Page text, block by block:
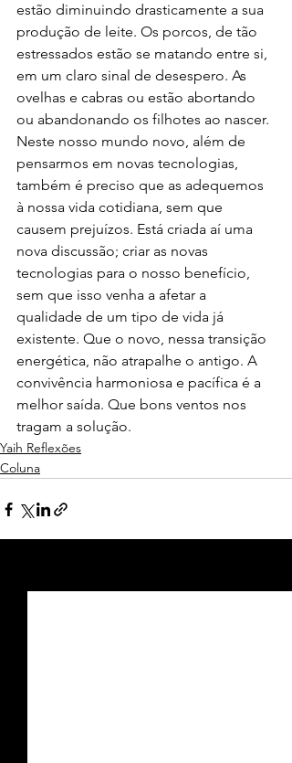
estão diminuindo drasticamente a sua
produção de leite. Os porcos, de tão
estressados estão se matando entre si,
em um claro sinal de desespero. As
ovelhas e cabras ou estão abortando
ou abandonando os filhotes ao nascer.
Neste nosso mundo novo, além de
pensarmos em novas tecnologias,
também é preciso que as adequemos
à nossa vida cotidiana, sem que
causem prejuízos. Está criada aí uma
nova discussão; criar as novas
tecnologias para o nosso benefício,
sem que isso venha a afetar a
qualidade de um tipo de vida já
existente. Que o novo, nessa transição
energética, não atrapalhe o antigo. A
convivência harmoniosa e pacífica é a
melhor saída. Que bons ventos nos
tragam a solução.
Yaih Reflexões
Coluna